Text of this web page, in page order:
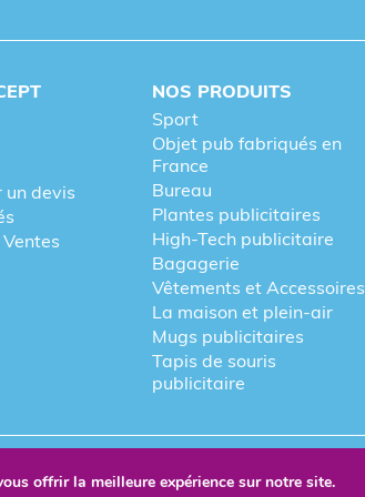
un devis
NOS PRODUITS
Sport
Objet pub fabriqués en
France
Bureau
Plantes publicitaires
High-Tech publicitaire
Bagagerie
Vêtements et Accessoires
La maison et plein-air
Mugs publicitaires
Tapis de souris
publicitaire
offrir la meilleure expérience sur notre site.